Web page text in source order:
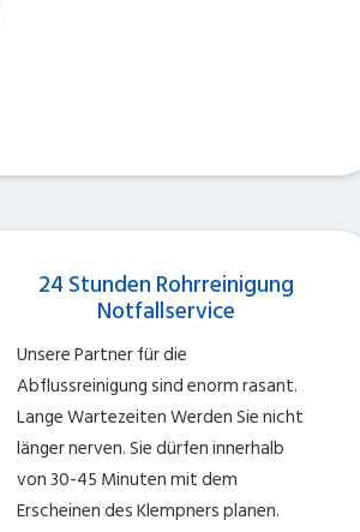
24 Stunden Rohrreinigung
Notfallservice
Unsere Partner für die
Abflussreinigung sind enorm rasant.
Lange Wartezeiten Werden Sie nicht
länger nerven. Sie dürfen innerhalb
von 30-45 Minuten mit dem
Erscheinen des Klempners planen.